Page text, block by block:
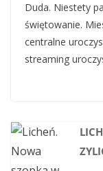
Duda. Niestety
świętowanie.
centralne
streaming